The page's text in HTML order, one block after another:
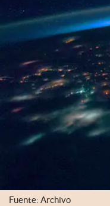
Fuente: Archivo